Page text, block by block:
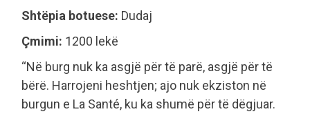
Shtëpia botuese: Dudaj
Çmimi: 1200 lekë
“Në burg nuk ka asgjë për të parë, asgjë për të
bërë. Harrojeni heshtjen; ajo nuk ekziston në
burgun e La Santé, ku ka shumë për të dëgjuar.